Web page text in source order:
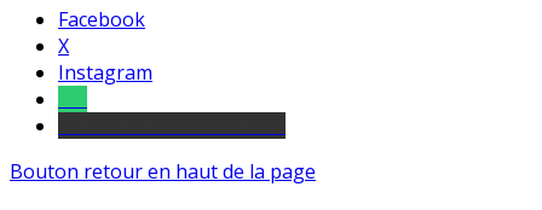
Facebook
X
Instagram
Bouton retour en haut de la page